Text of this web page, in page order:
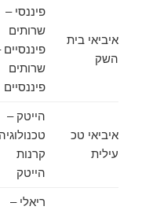
איביאי בית
השק
פיננסי –
שרותים
פיננסיים –
שרותים
פיננסיים
איביאי טכ
עילית
הייטק –
טכנולוגיה –
קרנות
הייטק
ריאלי –